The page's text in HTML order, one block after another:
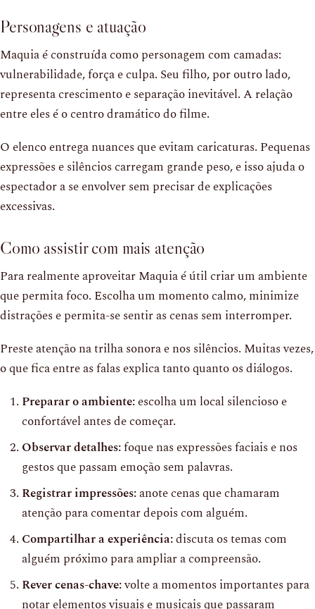
Personagens e atuação
Maquia é construída como personagem com camadas:
vulnerabilidade, força e culpa. Seu filho, por outro lado,
representa crescimento e separação inevitável. A relação
entre eles é o centro dramático do filme.
O elenco entrega nuances que evitam caricaturas. Pequenas
expressões e silêncios carregam grande peso, e isso ajuda o
espectador a se envolver sem precisar de explicações
excessivas.
Como assistir com mais atenção
Para realmente aproveitar Maquia é útil criar um ambiente
que permita foco. Escolha um momento calmo, minimize
distrações e permita-se sentir as cenas sem interromper.
Preste atenção na trilha sonora e nos silêncios. Muitas vezes,
o que fica entre as falas explica tanto quanto os diálogos.
Preparar o ambiente:escolha um local silencioso e
confortável antes de começar.
Observar detalhes:foque nas expressões faciais e nos
gestos que passam emoção sem palavras.
Registrar impressões:anote cenas que chamaram
atenção para comentar depois com alguém.
Compartilhar a experiência:discuta os temas com
alguém próximo para ampliar a compreensão.
Rever cenas-chave:volte a momentos importantes para
notar elementos visuais e musicais que passaram